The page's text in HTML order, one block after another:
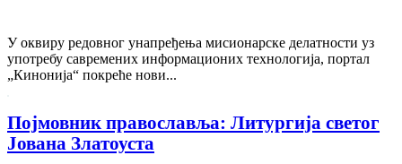
У оквиру редовног унапређења мисионарске делатности уз
употребу савремених информационих технологија, портал
„Кинонија“ покреће нови...
Појмовник православља: Литургија светог
Јована Златоуста